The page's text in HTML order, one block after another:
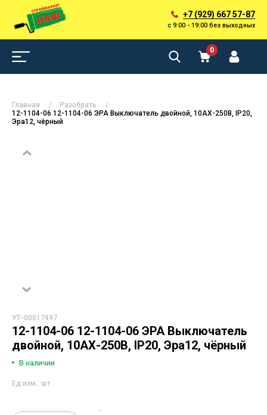
+7 (929) 667 57-87
с 9:00 - 19:00 без выходных
0
Главная
Разобрать
12-1104-06 12-1104-06 ЭРА Выключатель двойной, 10АХ-250В, IP20,
Эра12, чёрный
УТ-00017497
12-1104-06 12-1104-06 ЭРА Выключатель
двойной, 10АХ-250В, IP20, Эра12, чёрный
В наличии
Ед.изм.: шт